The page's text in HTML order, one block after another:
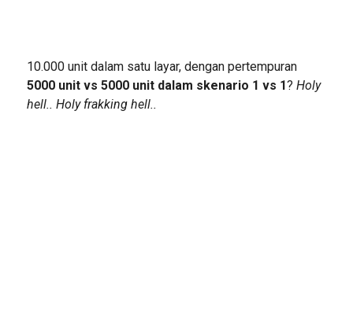
10.000 unit dalam satu layar, dengan pertempuran
5000 unit vs 5000 unit dalam skenario 1 vs 1? Holy
hell.. Holy frakking hell..